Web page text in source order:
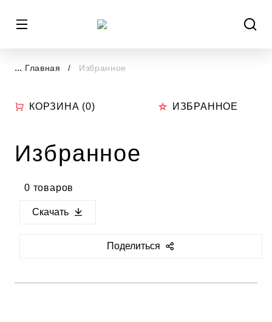
... Главная Избранное
КОРЗИНА (0) ИЗБРАННОЕ
Избранное
https://sclassic.ru/favorites/?
Поделиться
Скачать
0 товаров